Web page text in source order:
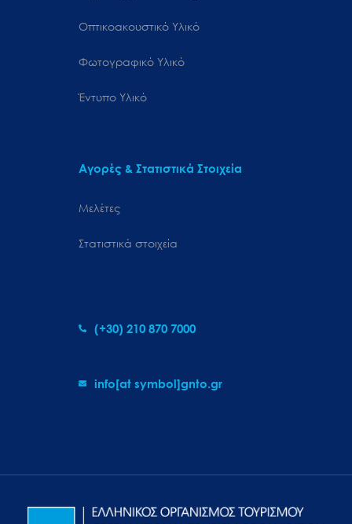
Οπτικοακουστικό Υλικό
Φωτογραφικό Υλικό
Έντυπο Υλικό
Αγορές & Στατιστικά Στοιχεία
Μελέτες
Στατιστικά στοιχεία
(+30) 210 870 7000
info[at symbol]gnto.gr